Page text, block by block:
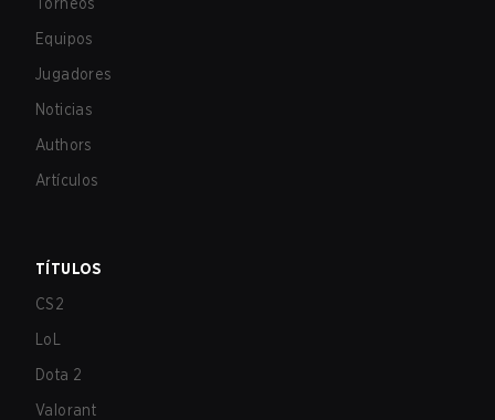
Equipos
Jugadores
Noticias
Authors
Artículos
TÍTULOS
CS2
LoL
Dota 2
Valorant